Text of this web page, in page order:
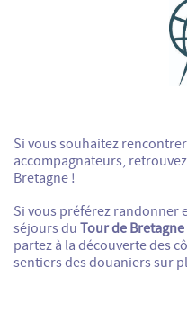
Si vous souhaitez
accompagnateurs,
Bretagne !
Si vous préférez randonner
séjours du Tour de Bretagne
partez à la découverte des
sentiers des douaniers sur